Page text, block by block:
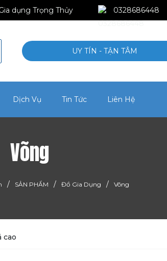
dụng Trọng Thủy 0328686448
UY TÍN - TẬN TÂM
Dịch Vụ Tin Tức Liên Hệ
Võng
/ SẢN PHẨM / Đồ Gia Dụng / Võng
cao